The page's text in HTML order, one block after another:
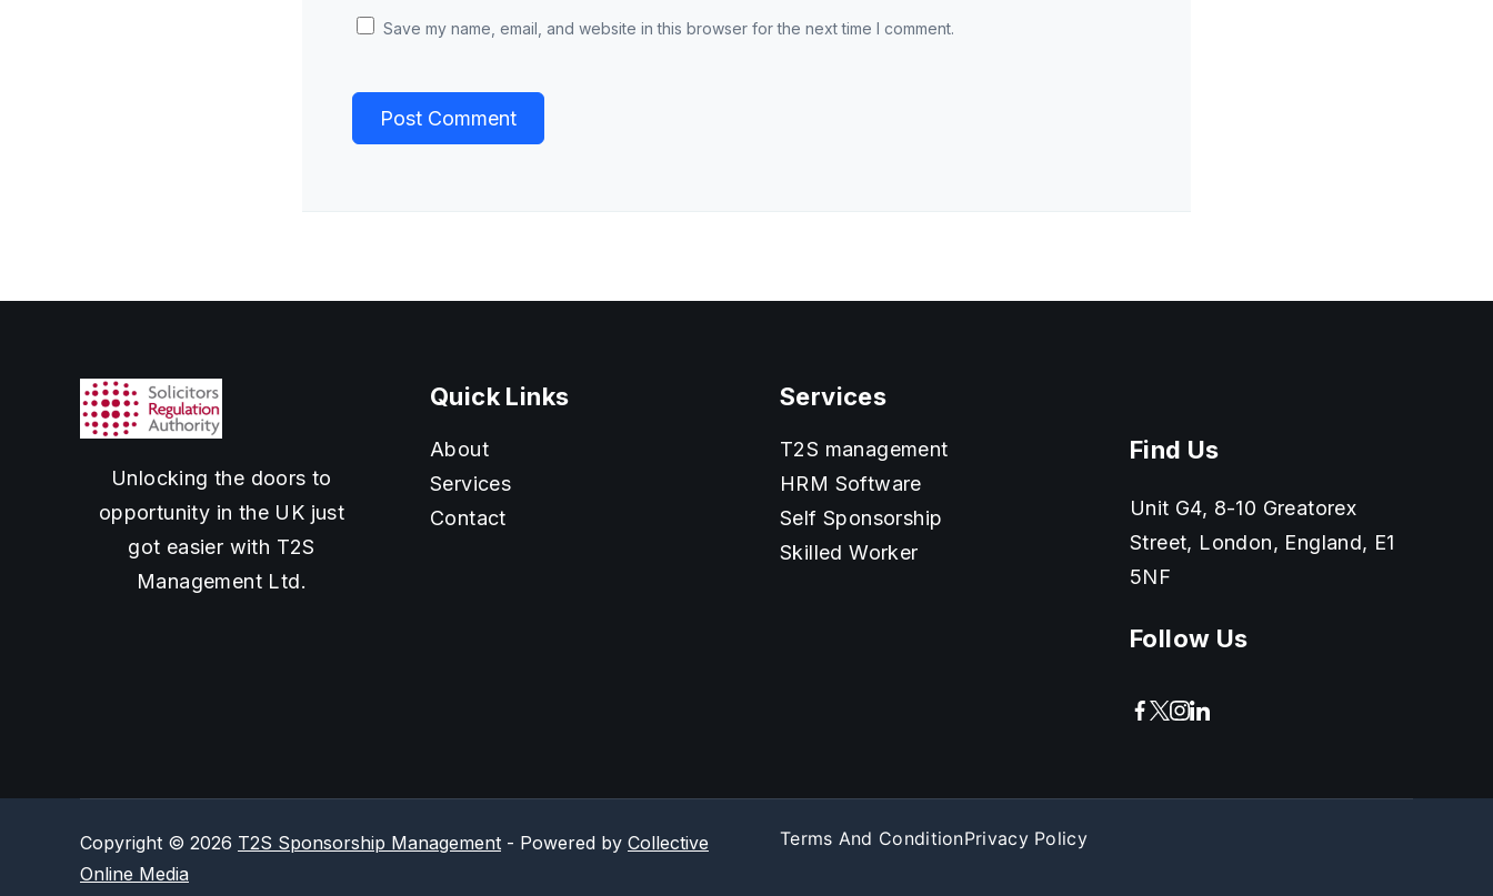
Save my name, email, and website in this browser for the next time I comment.
Unlocking the doors to
opportunity in the UK just
got easier with T2S
Management Ltd.
Quick Links
About
Services
Contact
Services
T2S management
HRM Software
Self Sponsorship
Skilled Worker
Find Us
Unit G4, 8-10 Greatorex
Street, London, England, E1
5NF
Follow Us
Copyright © 2026 T2S Sponsorship Management - Powered by Collective
Online Media
Terms And ConditionPrivacy Policy